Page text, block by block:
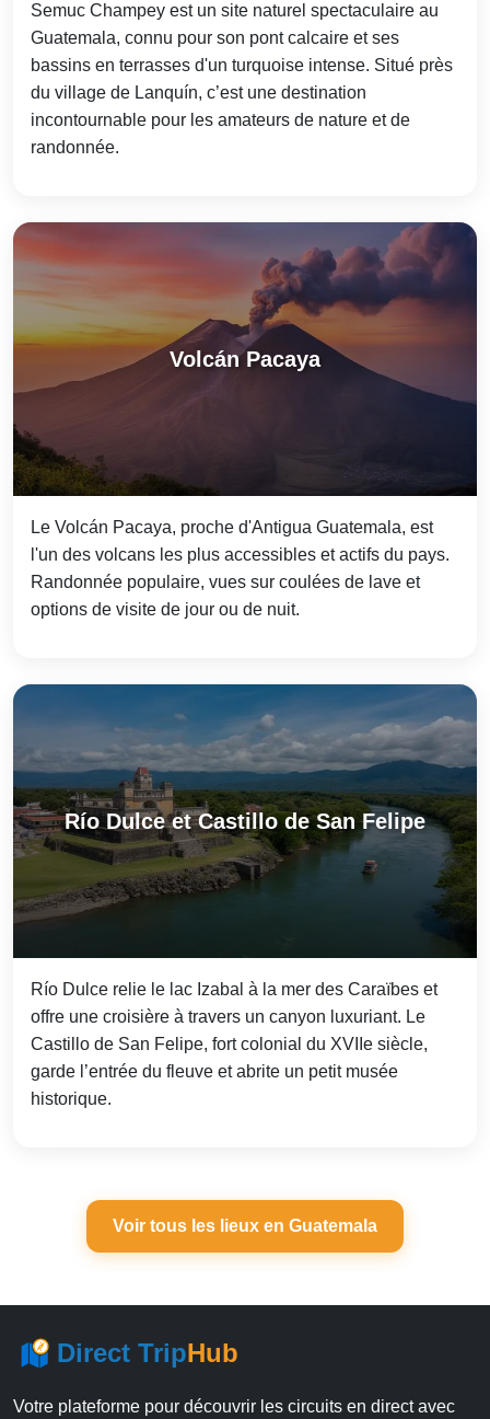
Semuc Champey est un site naturel spectaculaire au
Guatemala, connu pour son pont calcaire et ses
bassins en terrasses d'un turquoise intense. Situé près
du village de Lanquín, c’est une destination
incontournable pour les amateurs de nature et de
randonnée.
Volcán Pacaya
Le Volcán Pacaya, proche d'Antigua Guatemala, est
l'un des volcans les plus accessibles et actifs du pays.
Randonnée populaire, vues sur coulées de lave et
options de visite de jour ou de nuit.
Río Dulce et Castillo de San Felipe
Río Dulce relie le lac Izabal à la mer des Caraïbes et
offre une croisière à travers un canyon luxuriant. Le
Castillo de San Felipe, fort colonial du XVIIe siècle,
garde l’entrée du fleuve et abrite un petit musée
historique.
Voir tous les lieux en Guatemala
Direct TripHub
Votre plateforme pour découvrir les circuits en direct avec